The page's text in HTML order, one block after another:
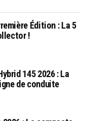
Édition : La 5
!
145 2026 : La
de conduite